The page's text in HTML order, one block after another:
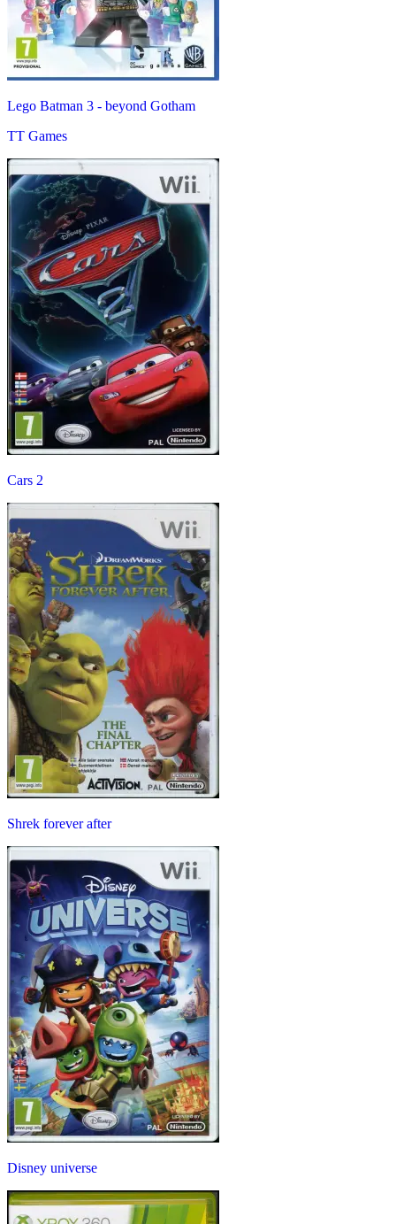
Lego Batman 3 - beyond Gotham
TT Games
Cars 2
Shrek forever after
Disney universe